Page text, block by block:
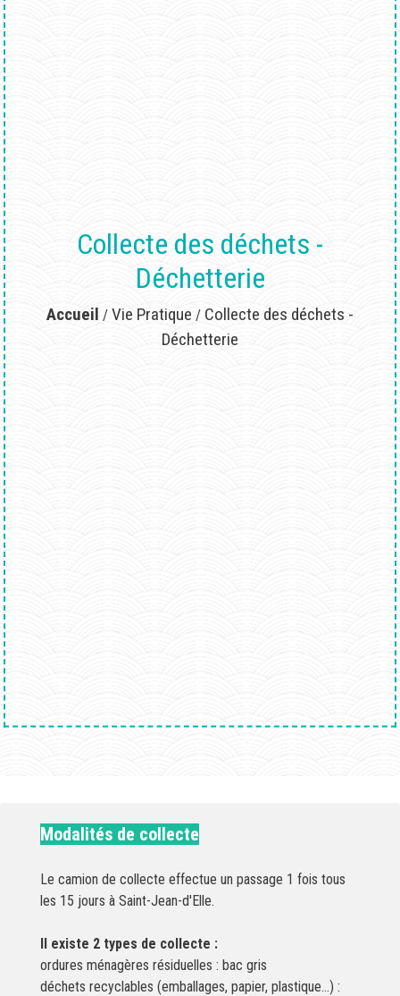
Collecte des déchets -
Déchetterie
Accueil / Vie Pratique / Collecte des déchets -
Déchetterie
Modalités de collecte
Le camion de collecte effectue un passage 1 fois tous
les 15 jours à Saint-Jean-d'Elle.
Il existe 2 types de collecte :
ordures ménagères résiduelles : bac gris
déchets recyclables (emballages, papier, plastique…) :